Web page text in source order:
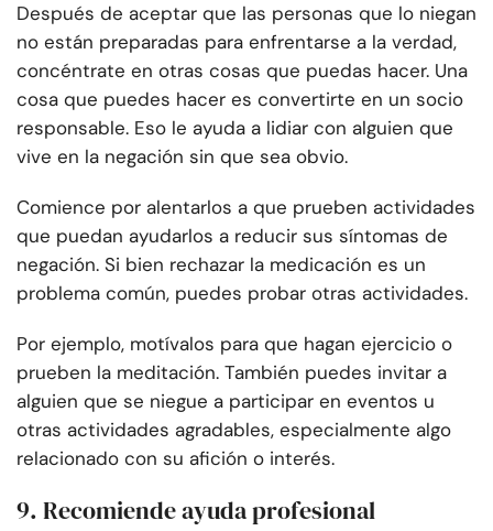
Después de aceptar que las personas que lo niegan
no están preparadas para enfrentarse a la verdad,
concéntrate en otras cosas que puedas hacer. Una
cosa que puedes hacer es convertirte en un socio
responsable. Eso le ayuda a lidiar con alguien que
vive en la negación sin que sea obvio.
Comience por alentarlos a que prueben actividades
que puedan ayudarlos a reducir sus síntomas de
negación. Si bien rechazar la medicación es un
problema común, puedes probar otras actividades.
Por ejemplo, motívalos para que hagan ejercicio o
prueben la meditación. También puedes invitar a
alguien que se niegue a participar en eventos u
otras actividades agradables, especialmente algo
relacionado con su afición o interés.
9. Recomiende ayuda profesional